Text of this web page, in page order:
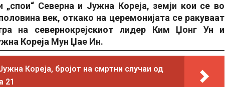
„спои“ Северна и Јужна Кореја, земји кои се во
век, откако на церемонијата се ракуваат
на севернокрејскиот лидер Ким Џонг Ун и
Кореја Мун Џае Ин.
Кореја, бројот на смртни случаи од
21